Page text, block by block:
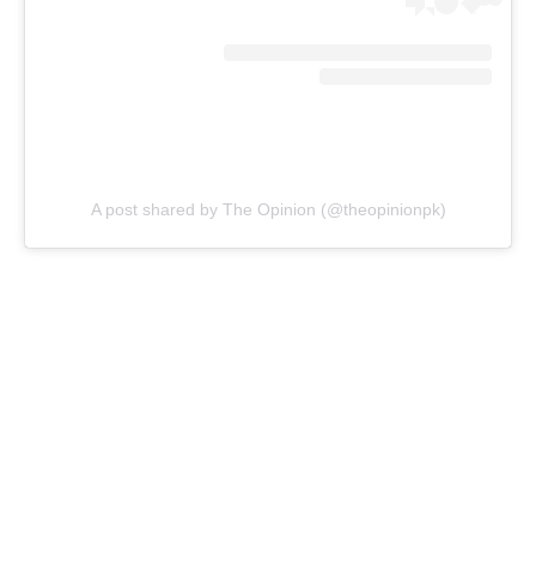
A post shared by The Opinion (@theopinionpk)